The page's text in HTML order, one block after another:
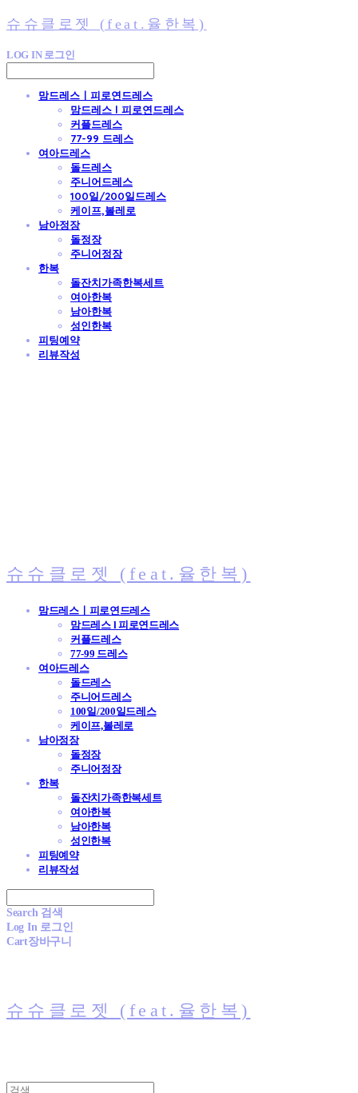
슈슈클로젯 (feat.율한복)
LOG IN 로그인
맘드레스ㅣ피로연드레스
맘드레스 l 피로연드레스
커플드레스
77-99 드레스
여아드레스
돌드레스
주니어드레스
100일/200일드레스
케이프,볼레로
남아정장
돌정장
주니어정장
한복
돌잔치가족한복세트
여아한복
남아한복
성인한복
피팅예약
리뷰작성
슈슈클로젯 (feat.율한복)
맘드레스ㅣ피로연드레스
맘드레스 l 피로연드레스
커플드레스
77-99 드레스
여아드레스
돌드레스
주니어드레스
100일/200일드레스
케이프,볼레로
남아정장
돌정장
주니어정장
한복
돌잔치가족한복세트
여아한복
남아한복
성인한복
피팅예약
리뷰작성
Search 검색
Log In 로그인
Cart장바구니
슈슈클로젯 (feat.율한복)